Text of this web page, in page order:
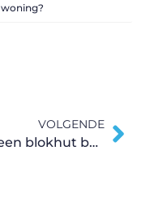
VOLGENDE
Zelf een blokhut bouwen in de tuin